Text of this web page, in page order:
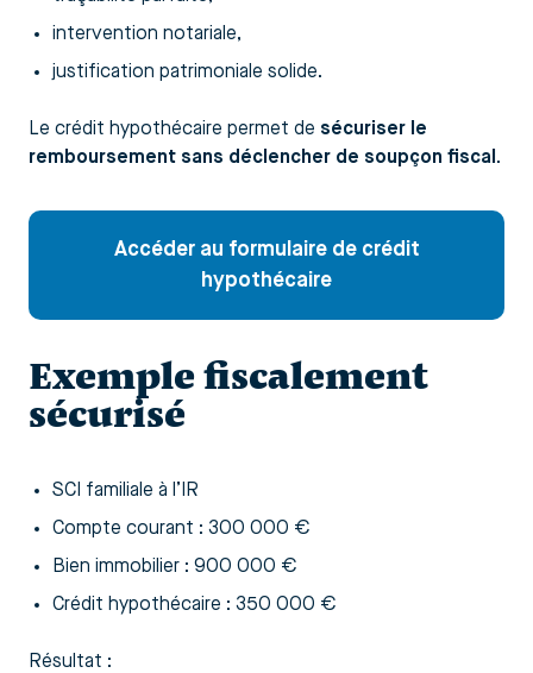
intervention notariale,
justification patrimoniale solide.
Le crédit hypothécaire permet de sécuriser le
remboursement sans déclencher de soupçon fiscal .
Accéder au formulaire de crédit
hypothécaire
Exemple fiscalement
sécurisé
SCI familiale à l’IR
Compte courant : 300 000 €
Bien immobilier : 900 000 €
Crédit hypothécaire : 350 000 €
Résultat :